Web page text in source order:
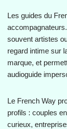
Les guides du
souvent artistes
regard intime sur
marque, et
audioguide
Le French Way
profils : couples
curieux,